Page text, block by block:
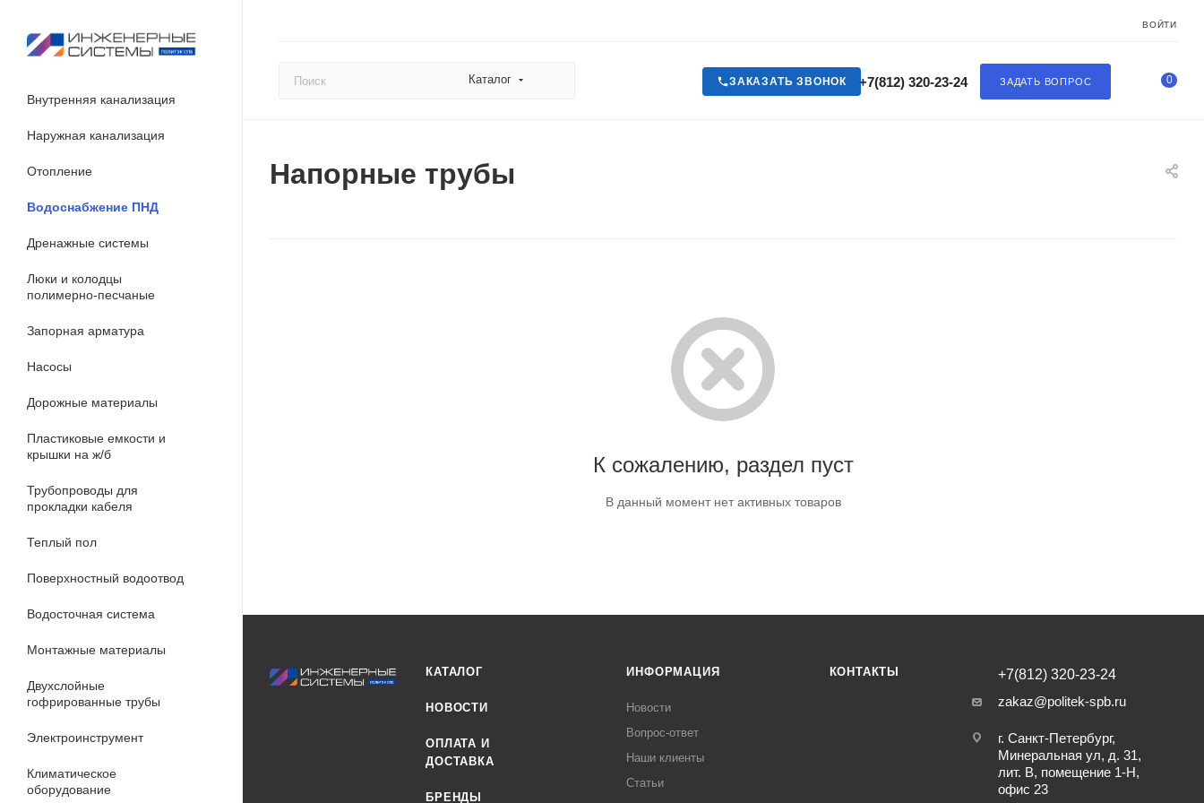
ВОЙТИ
Каталог ЗАДАТЬ ВОПРОС
+7(812) 320-23-24
ЗАКАЗАТЬ ЗВОНОК 0
Внутренняя канализация
Наружная канализация
Отопление
Водоснабжение ПНД
Дренажные системы
Люки и колодцы
полимерно-песчаные
Запорная арматура
Насосы
Дорожные материалы
Пластиковые емкости и
крышки на ж/б
Трубопроводы для
прокладки кабеля
Теплый пол
Поверхностный водоотвод
Водосточная система
Монтажные материалы
Двухслойные
гофрированные трубы
Электроинструмент
Климатическое
оборудование
Напорные трубы
К сожалению, раздел пуст
В данный момент нет активных товаров
КАТАЛОГ
НОВОСТИ
ОПЛАТА И
ДОСТАВКА
БРЕНДЫ
ИНФОРМАЦИЯ
Новости
Вопрос-ответ
Наши клиенты
Статьи
КОНТАКТЫ
+7(812) 320-23-24
zakaz@politek-spb.ru
г. Санкт-Петербург,
Минеральная ул, д. 31,
лит. В, помещение 1-Н,
офис 23